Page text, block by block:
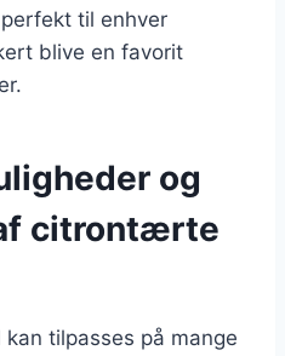
til enhver
blive en favorit
og
citrontærte
tilpasses på mange